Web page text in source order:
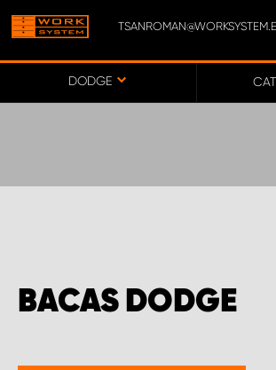
DODGE
BACAS DODGE
ENCUENTRE UNA
CERCA DE